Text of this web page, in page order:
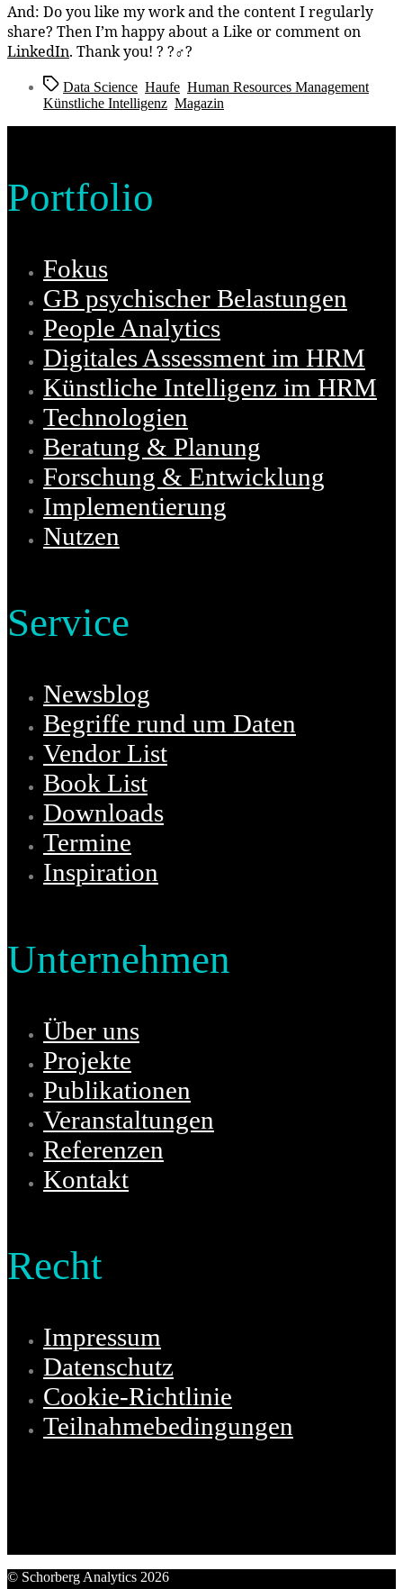
And: Do you like my work and the content I regularly
share? Then I’m happy about a Like or comment on
LinkedIn. Thank you! ? ?‍♂️?
Schlagwörter
Data Science Haufe Human Resources Management
Künstliche Intelligenz Magazin
Portfolio
Fokus
GB psychischer Belastungen
People Analytics
Digitales Assessment im HRM
Künstliche Intelligenz im HRM
Technologien
Beratung & Planung
Forschung & Entwicklung
Implementierung
Nutzen
Service
Newsblog
Begriffe rund um Daten
Vendor List
Book List
Downloads
Termine
Inspiration
Unternehmen
Über uns
Projekte
Publikationen
Veranstaltungen
Referenzen
Kontakt
Recht
Impressum
Datenschutz
Cookie-Richtlinie
Teilnahmebedingungen
© Schorberg Analytics 2026